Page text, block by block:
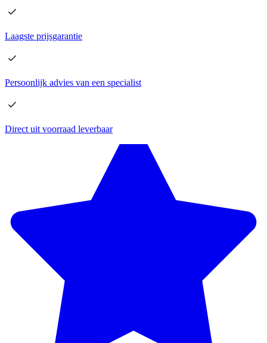
Laagste prijsgarantie
Persoonlijk advies van een specialist
Direct uit voorraad leverbaar